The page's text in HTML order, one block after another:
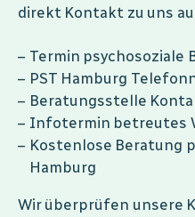
direkt Kontakt zu uns
Termin psychosoziale
PST Hamburg
Beratungsstelle
Infotermin betreutes
Kostenlose Beratung
Hamburg
Wir überprüfen unsere